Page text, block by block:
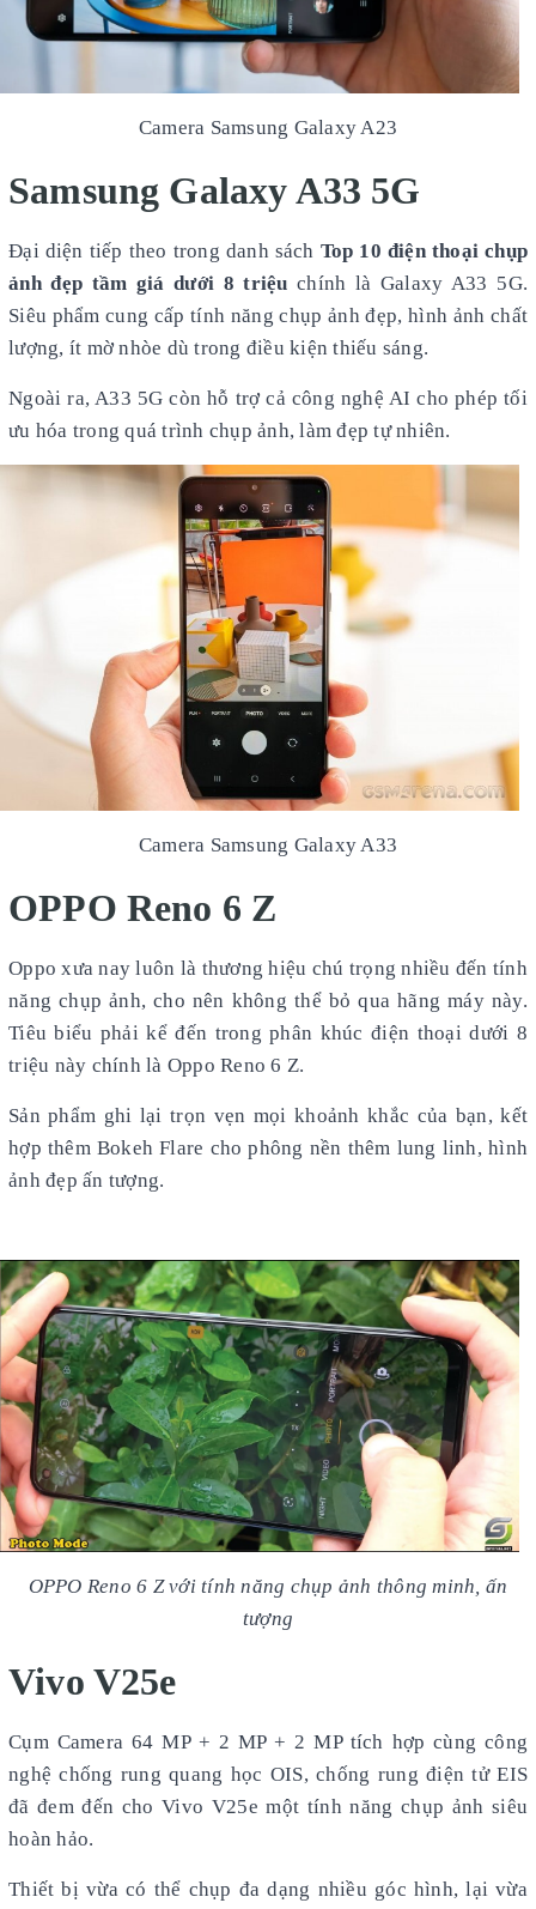
Camera Samsung Galaxy A23
Samsung Galaxy A33 5G
Đại diện tiếp theo trong danh sách Top 10 điện thoại chụp
ảnh đẹp tầm giá dưới 8 triệu chính là Galaxy A33 5G.
Siêu phẩm cung cấp tính năng chụp ảnh đẹp, hình ảnh chất
lượng, ít mờ nhòe dù trong điều kiện thiếu sáng.
Ngoài ra, A33 5G còn hỗ trợ cả công nghệ AI cho phép tối
ưu hóa trong quá trình chụp ảnh, làm đẹp tự nhiên.
Camera Samsung Galaxy A33
OPPO Reno 6 Z
Oppo xưa nay luôn là thương hiệu chú trọng nhiều đến tính
năng chụp ảnh, cho nên không thể bỏ qua hãng máy này.
Tiêu biểu phải kể đến trong phân khúc điện thoại dưới 8
triệu này chính là Oppo Reno 6 Z.
Sản phẩm ghi lại trọn vẹn mọi khoảnh khắc của bạn, kết
hợp thêm Bokeh Flare cho phông nền thêm lung linh, hình
ảnh đẹp ấn tượng.
OPPO Reno 6 Z với tính năng chụp ảnh thông minh, ấn
tượng
Vivo V25e
Cụm Camera 64 MP + 2 MP + 2 MP tích hợp cùng công
nghệ chống rung quang học OIS, chống rung điện tử EIS
đã đem đến cho Vivo V25e một tính năng chụp ảnh siêu
hoàn hảo.
Thiết bị vừa có thể chụp đa dạng nhiều góc hình, lại vừa